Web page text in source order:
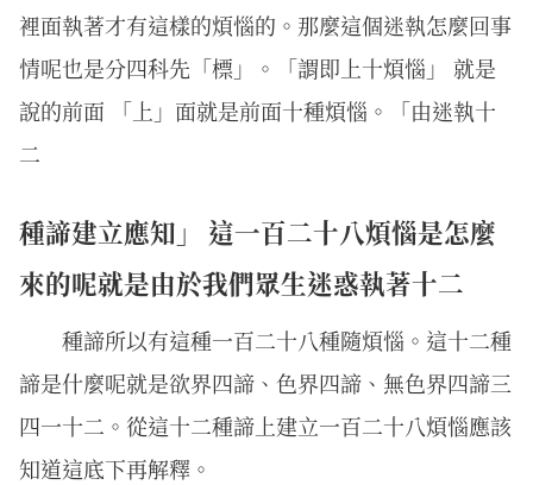
裡面執著才有這樣的煩惱的。那麼這個迷執怎麼回事
情呢也是分四科先「標」。「謂即上十煩惱」 就是
說的前面 「上」面就是前面十種煩惱。「由迷執十
二
種諦建立應知」 這一百二十八煩惱是怎麼
來的呢就是由於我們眾生迷惑執著十二
種諦所以有這種一百二十八種隨煩惱。這十二種
諦是什麼呢就是欲界四諦、色界四諦、無色界四諦三
四一十二。從這十二種諦上建立一百二十八煩惱應該
知道這底下再解釋。